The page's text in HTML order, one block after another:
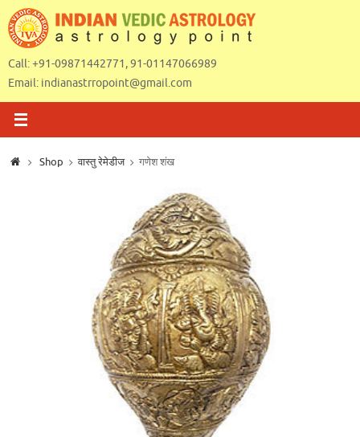
Skip
to
content
Call: +91-09871442771, 91-01147066989
Email: indianastrropoint@gmail.com
HomeShop वास्तु रेमेडीज गणेश शंख